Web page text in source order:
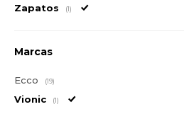
Zapatos (1)
Marcas
Ecco (19)
Vionic (1)